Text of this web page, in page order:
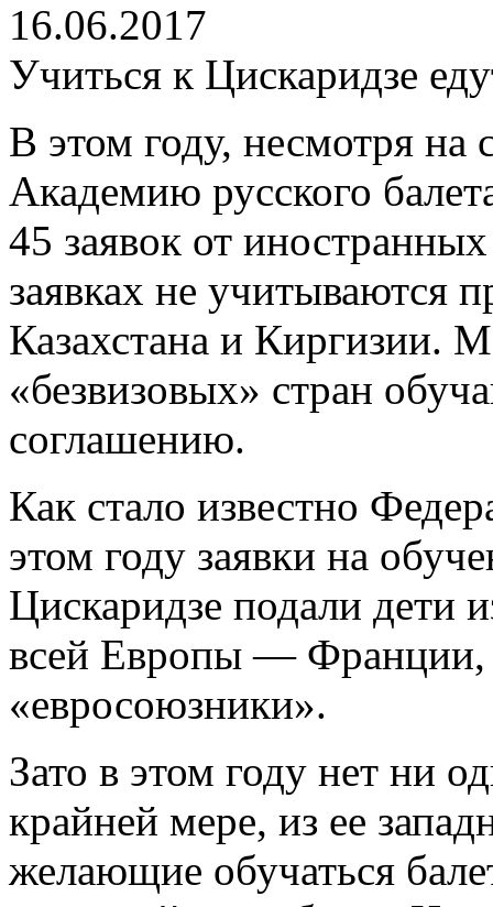
16.06.2017
Учиться к Цискаридзе
В этом году, несмотря
Академию русского
45 заявок от
заявках не учитываются
Казахстана и Киргизии.
«безвизовых» стран
соглашению.
Как стало известно
этом году заявки на
Цискаридзе подали
всей Европы — Франции,
«евросоюзники».
Зато в этом году нет ни
крайней мере, из ее
желающие обучаться